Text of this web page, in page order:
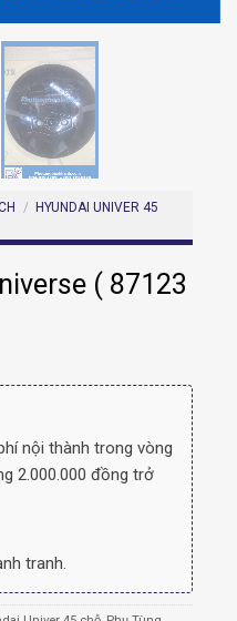
/ HYUNDAI UNIVER 45
( 87123
nội thành trong vòng
2.000.000 đồng trở
tranh.